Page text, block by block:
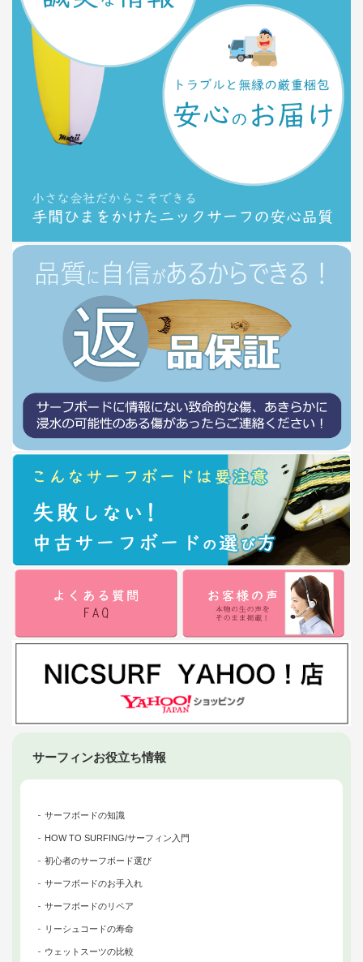
サーフィンお役立ち情報
サーフボードの知識
HOW TO SURFING/サーフィン入門
初心者のサーフボード選び
サーフボードのお手入れ
サーフボードのリペア
リーシュコードの寿命
ウェットスーツの比較